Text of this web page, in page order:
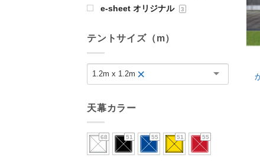
e-sheet オリジナル 3
テントサイズ（m）
1.2m x 1.2m ×
天幕カラー
68 51 55 51 55